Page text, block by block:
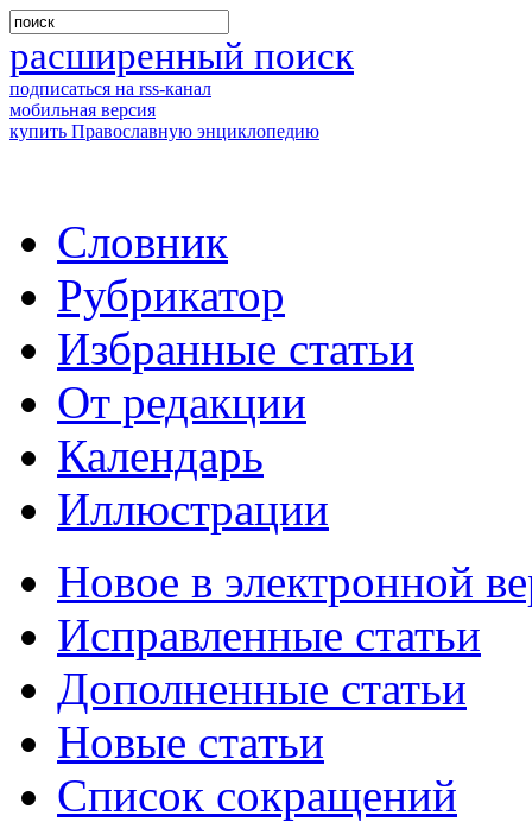
расширенный поиск
подписаться на rss-канал
мобильная версия
купить Православную энциклопедию
Словник
Рубрикатор
Избранные статьи
От редакции
Календарь
Иллюстрации
Новое в электронной
Исправленные статьи
Дополненные статьи
Новые статьи
Список сокращений